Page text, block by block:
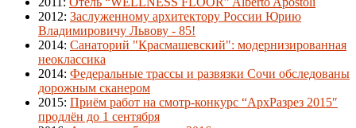
2012: Заслуженному архитектору России Юрию
Владимировичу Львову - 85!
2014: Санаторий "Красмашевский": модернизированная
неоклассика
2014: Федеральные трассы и развязки Сочи обследованы
дорожным сканером
2015: Приём работ на смотр-конкурс “АрхРазрез 2015″
продлён до 1 сентября